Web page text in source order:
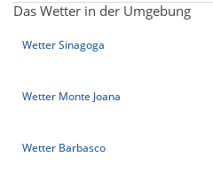
Das Wetter in der Umgebung
Wetter Sinagoga
Wetter Monte Joana
Wetter Barbasco